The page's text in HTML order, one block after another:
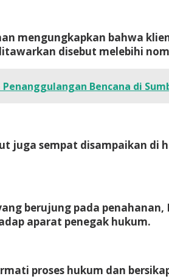
mengungkapkan bahwa
disebut melebihi
Bencana di
juga sempat disampaikan
berujung pada
aparat penegak hukum.
proses hukum dan